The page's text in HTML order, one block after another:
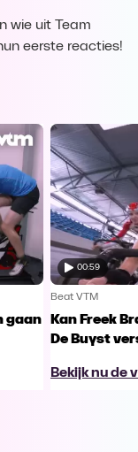
wie uit Team
eerste reacties!
gaan
00:59
Beat VTM
Kan Freek
De Buyst
Bekijk nu de